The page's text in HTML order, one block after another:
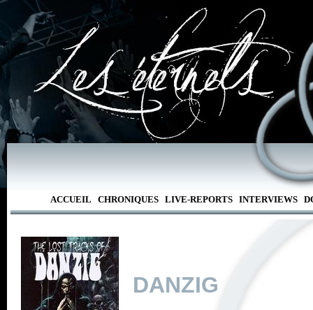
ACCUEIL CHRONIQUES LIVE-REPORTS INTERVIEWS
DANZIG